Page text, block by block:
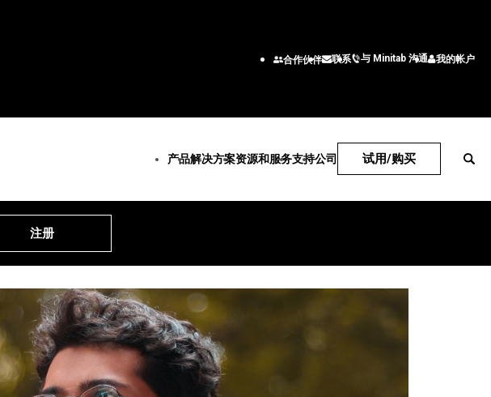
合作伙伴 联系 与 Minitab 沟通 我的帐户
产品
所有产品
Minitab Model Ops
Minitab Education Hub
Minitab Engage
Minitab Workspace
Real-Time SPC
Prolink 数据收集和统计过
程控制 (SPC)
解决方案
数字孪生
模型和机器学习运营
创新和项目管理
过程卓越：检测、纠正和预
防
自动化数据收集
医疗保健
资源和服务
所有资源和服务
活动 & 活动
Education Hub
支持
技术支持
支持视频
支持策略
公司
公司
联系我们
试用/购买
注册